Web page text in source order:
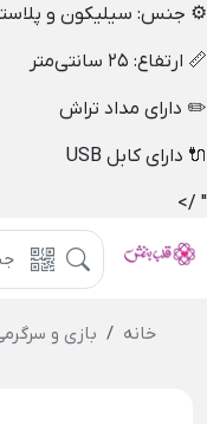
⚙️ جنس: سیلیکون و
📏 ارتفاع: ۲۵ سانتی‌متر
✏️ دارای مداد تراش
🔌 دارای کابل USB
" />
خانه بازی و